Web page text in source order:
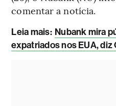
comentar a notícia.
Leia mais: Nubank mira
expatriados nos EUA, diz